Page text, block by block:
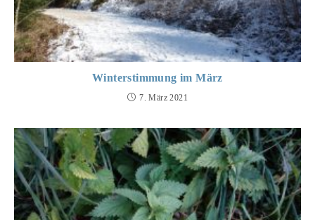
Winterstimmung im März
7. März 2021